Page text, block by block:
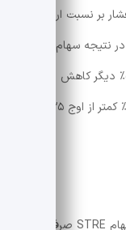
بر نسبت ارزش
نتیجه سهام
عادی MSTR در معاملات پیش گشایش ۵٫۳٪ دیگر کاهش یافت
و به حدود ۲۲۵ دلار رسید؛ رقمی که تقریباً ۵۰٪ کمتر از اوج ۲۰۲۵
طبق اطلاعیه، عمدهٔ وجوه حاصل از فروش سهام STRE صرف